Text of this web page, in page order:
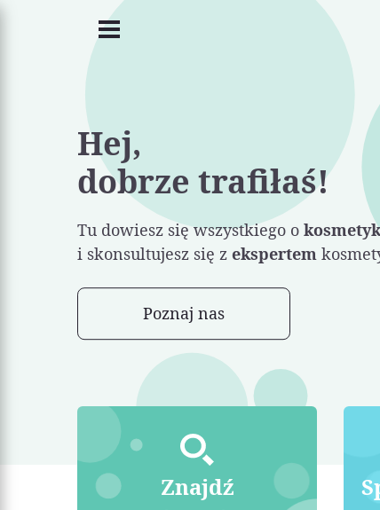
Hej,
dobrze trafiłaś!
Tu dowiesz się wszystkiego o
i skonsultujesz się z ekspertem
Poznaj nas
Znajdź